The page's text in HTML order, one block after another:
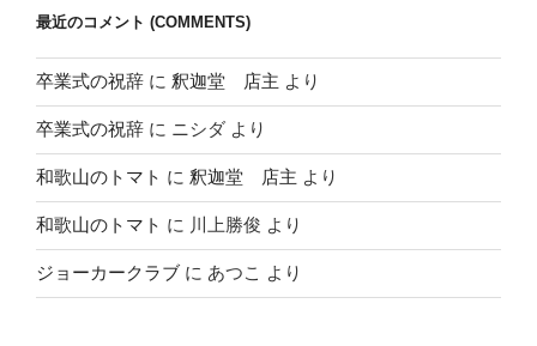
最近のコメント (COMMENTS)
卒業式の祝辞 に 釈迦堂 店主 より
卒業式の祝辞 に ニシダ より
和歌山のトマト に 釈迦堂 店主 より
和歌山のトマト に 川上勝俊 より
ジョーカークラブ に あつこ より